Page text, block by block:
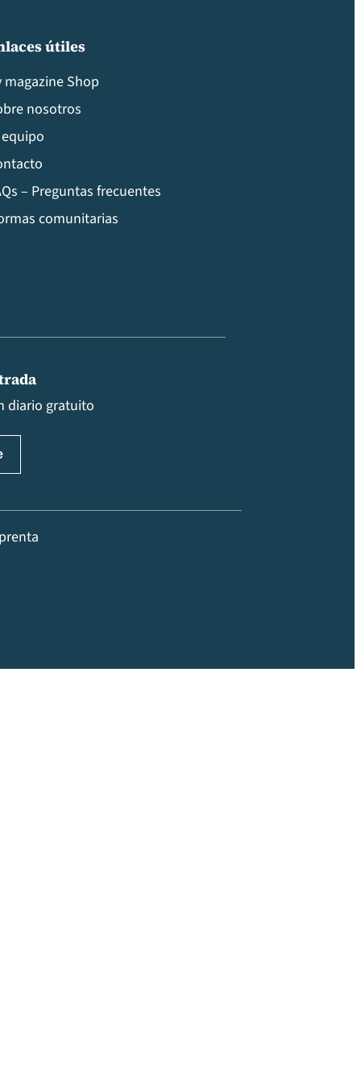
útiles
magazine Shop
nosotros
– Preguntas frecuentes
comunitarias
diario gratuito